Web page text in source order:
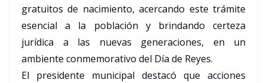
gratuitos de nacimiento, acercando este trámite
esencial a la población y brindando certeza
jurídica a las nuevas generaciones, en un
ambiente conmemorativo del Día de Reyes.
El presidente municipal destacó que acciones